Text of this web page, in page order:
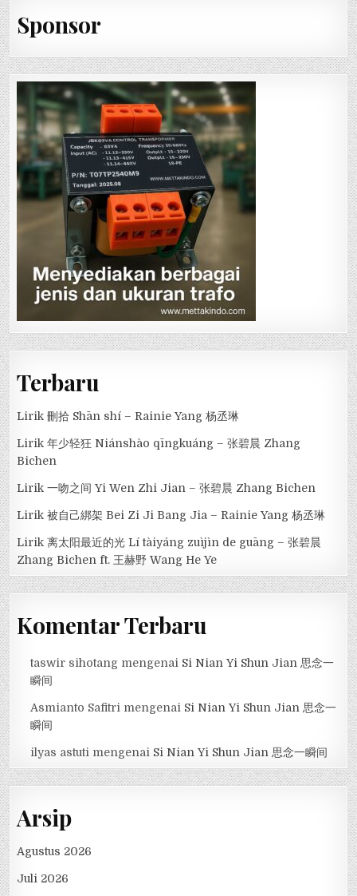
Sponsor
Terbaru
Lirik 刪拾 Shān shí – Rainie Yang 杨丞琳
Lirik 年少轻狂 Niánshào qīngkuáng – 张碧晨 Zhang
Bichen
Lirik 一吻之间 Yi Wen Zhi Jian – 张碧晨 Zhang Bichen
Lirik 被自己綁架 Bei Zi Ji Bang Jia – Rainie Yang 杨丞琳
Lirik 离太阳最近的光 Lí tàiyáng zuìjìn de guāng – 张碧晨
Zhang Bichen ft. 王赫野 Wang He Ye
Komentar Terbaru
taswir sihotang mengenai Si Nian Yi Shun Jian 思念一
瞬间
Asmianto Safitri mengenai Si Nian Yi Shun Jian 思念一
瞬间
ilyas astuti mengenai Si Nian Yi Shun Jian 思念一瞬间
Arsip
Agustus 2026
Juli 2026